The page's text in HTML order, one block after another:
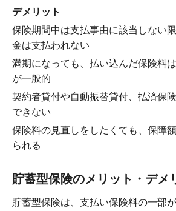
デメリット
保険期間中は支払事由に該当しない
金は支払われない
満期になっても、払い込んだ保険料
が一般的
契約者貸付や自動振替貸付、払済保
できない
保険料の見直しをしたくても、保障
られる
貯蓄型保険のメリット・デメ
貯蓄型保険は、支払い保険料の一部